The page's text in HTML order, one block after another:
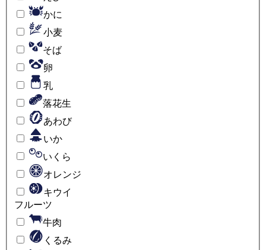
かに
小麦
そば
卵
乳
落花生
あわび
いか
いくら
オレンジ
キウイ
フルーツ
牛肉
くるみ